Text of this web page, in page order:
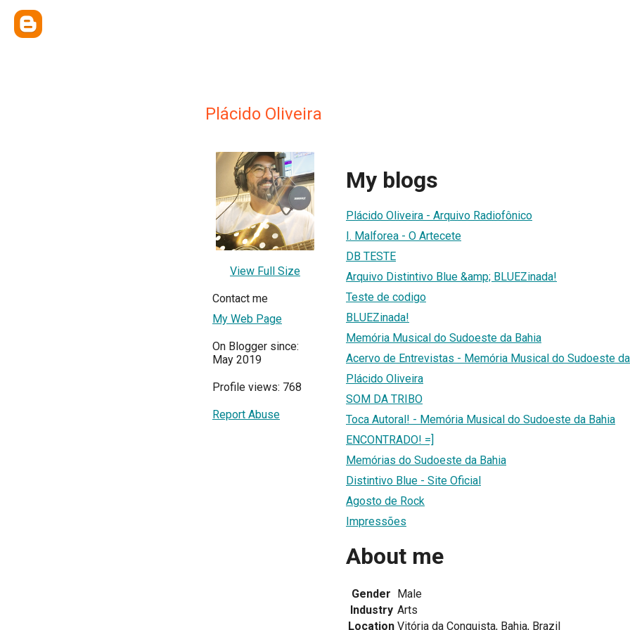
Plácido Oliveira
View Full Size
Contact me
My Web Page
On Blogger since:
May 2019
Profile views: 768
Report Abuse
My blogs
Plácido Oliveira - Arquivo Radiofônico
I. Malforea - O Artecete
DB TESTE
Arquivo Distintivo Blue &amp; BLUEZinada!
Teste de codigo
BLUEZinada!
Memória Musical do Sudoeste da Bahia
Acervo de Entrevistas - Memória Musical do Sudoeste
Plácido Oliveira
SOM DA TRIBO
Toca Autoral! - Memória Musical do Sudoeste da Bahia
ENCONTRADO! =]
Memórias do Sudoeste da Bahia
Distintivo Blue - Site Oficial
Agosto de Rock
Impressões
About me
Gender Male
Industry Arts
Location Vitória da Conquista, Bahia, Brazil